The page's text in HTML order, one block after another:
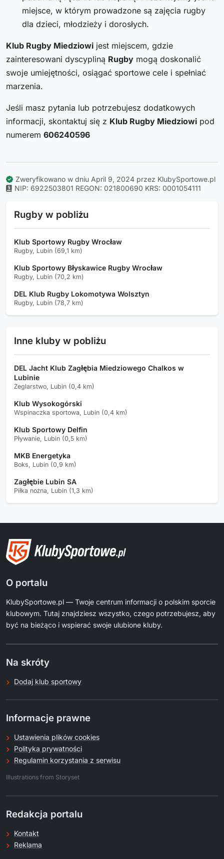
miejsce, w którym prowadzone są zajęcia rugby
dla dzieci, młodzieży i dorosłych.
Klub Rugby Miedziowi jest miejscem, gdzie
zainteresowani dyscypliną Rugby mogą doskonalić
swoje umiejętności, osiągać sportowe cele i spełniać
marzenia.
Jeśli masz pytania lub potrzebujesz dodatkowych
informacji, skontaktuj się z Klub Rugby Miedziowi pod
numerem 606240596
Zweryfikowano w dniu April 9, 2024 przez KlubySportowe.pl
NIP: 6922503801 REGON: 021800690 KRS: 0001054111
Rugby w pobliżu
Klub Sportowy Rugby Wrocław
Rugby, Lubin (69,1 km)
Klub Sportowy Błyskawice Rugby Wrocław
Rugby, Lubin (70,2 km)
DEL Klub Rugby Lokomotywa Wolsztyn
Rugby, Lubin (78,7 km)
Inne kluby w pobliżu
DEL Jacht Klub Zagłębia Miedziowego Chalkos w
Lubinie
Żeglarstwo, Lubin (0,4 km)
Klub Wysokogórski
Wspinaczka sportowa, Lubin (0,4 km)
Klub Sportowy Delfin
Pływanie, Lubin (0,5 km)
MKB Energetyka
Boks, Lubin (0,9 km)
Zagłębie Lubin SA
Piłka nożna, Lubin (1,3 km)
O portalu
KlubySportowe.pl — Twoje centrum informacji o polskim sporcie
klubowym. Tutaj znajdziesz wszystko, czego potrzebujesz, aby
być na bieżąco i wspierać swoje ulubione kluby.
Na skróty
Dodaj klub sportowy
Informacje prawne
Ustawienia plików cookies
Polityka prywatności
Regulamin korzystania z serwisu
Illustrations from Storyset
Redakcja portalu
Kontakt
Reklama